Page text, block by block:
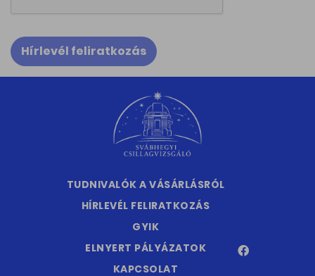
Hírlevél feliratkozás
TUDNIVALÓK A VÁSÁRLÁSRÓL
HÍRLEVÉL FELIRATKOZÁS
GYIK
ELNYERT PÁLYÁZATOK
KAPCSOLAT